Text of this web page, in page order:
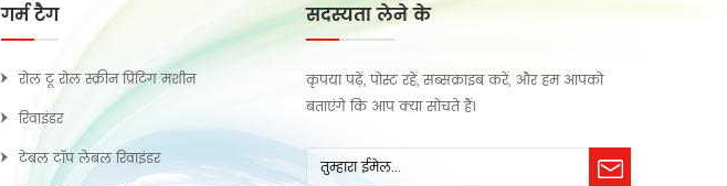
गर्म टैग
रोल टू रोल स्क्रीन प्रिंटिंग मशीन
रिवाइंडर
टेबल टॉप लेबल रिवाइंडर
सदस्यता लेने के
कृपया पढ़ें, पोस्ट रहें, सब्सक्राइब करें, और हम आपको
बताएंगे कि आप क्या सोचते हैं।